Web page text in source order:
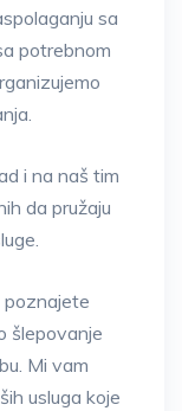
sa
potrebnom
i na naš tim
da pružaju
poznajete
šlepovanje
Mi vam
usluga koje